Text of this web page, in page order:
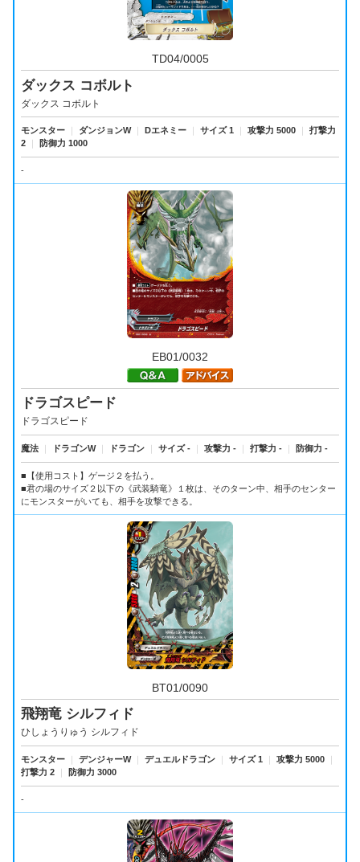
TD04/0005
ダックス コボルト
ダックス コボルト
モンスター ダンジョンW Dエネミー サイズ 1 攻撃力 5000
打撃力
2
防御力 1000
-
EB01/0032
ドラゴスピード
ドラゴスピード
魔法 ドラゴンW ドラゴン サイズ - 攻撃力 - 打撃力 - 防御力 -
■【使用コスト】ゲージ２を払う。
■君の場のサイズ２以下の《武装騎竜》１枚は、そのターン中、相手のセンター
にモンスターがいても、相手を攻撃できる。
BT01/0090
飛翔竜 シルフィド
ひしょうりゅう シルフィド
モンスター デンジャーW デュエルドラゴン サイズ 1 攻撃力 5000
打撃力 2
防御力 3000
-